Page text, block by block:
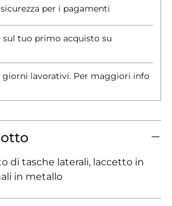
per i pagamenti
sul tuo primo acquisto su
giorni lavorativi. Per maggiori info
di tasche laterali, laccetto in
in metallo